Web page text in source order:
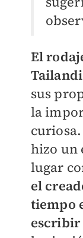
El
sus
la
hizo un
lugar
el
tiempo
escribir